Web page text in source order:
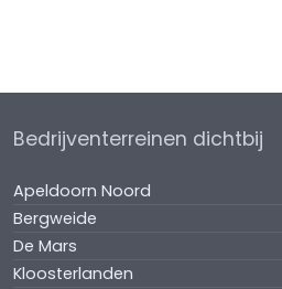
Bedrijventerreinen dichtbij
Apeldoorn Noord
Bergweide
De Mars
Kloosterlanden